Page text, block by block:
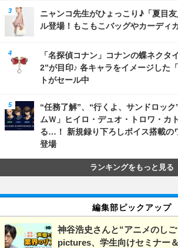
ニャンコ先生がひょっこり♪「夏目
ル登場！もこもこバッグやカーディ
「名探偵コナン」コナンの蝶ネクタ
2”が目印♪ 各キャラをイメージした
トがセール中
“任務了解”、“行くよ、サンドロッ
ムＷ」ヒイロ・デュオ・トロワ・カ
る…！ 新規録り下ろしボイス搭載の
登場
ランキングをもっと見る
編集部ピックアップ
神谷浩史さんと“アニメのし
pictures、学生向けセミナー